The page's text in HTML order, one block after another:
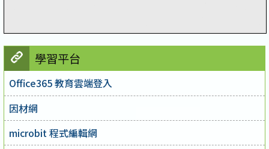
學習平台
Office365 教育雲端登入
因材網
microbit 程式編輯網